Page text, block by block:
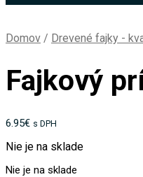
Domov / Drevené fajky -
Fajkový
6.95€ s DPH
Nie je na sklade
Nie je na sklade